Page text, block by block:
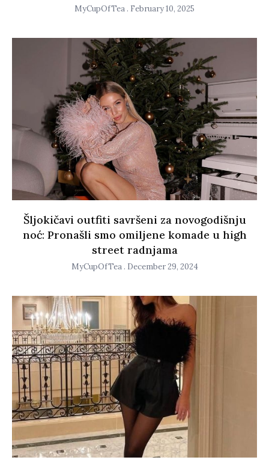
MyCupOfTea February 10, 2025
Šljokičavi outfiti savršeni za novogodišnju
noć: Pronašli smo omiljene komade u high
street radnjama
MyCupOfTea December 29, 2024